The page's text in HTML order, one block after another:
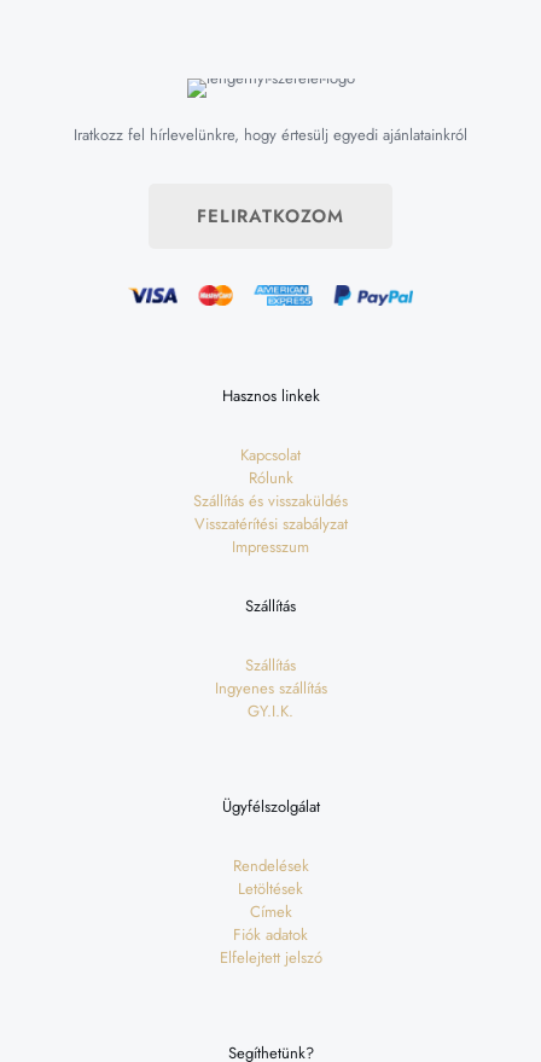
Iratkozz fel hírlevelünkre, hogy értesülj egyedi ajánlatainkról
FELIRATKOZOM
Hasznos linkek
Kapcsolat
Rólunk
Szállítás és visszaküldés
Visszatérítési szabályzat
Impresszum
Szállítás
Szállítás
Ingyenes szállítás
GY.I.K.
Ügyfélszolgálat
Rendelések
Letöltések
Címek
Fiók adatok
Elfelejtett jelszó
Segíthetünk?